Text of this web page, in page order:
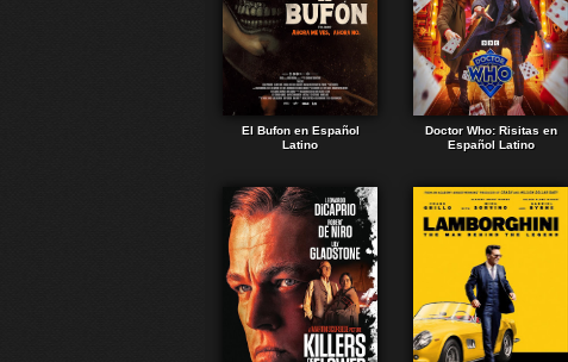
El Bufon en Español
Latino
Doctor Who: Risitas en
Español Latino